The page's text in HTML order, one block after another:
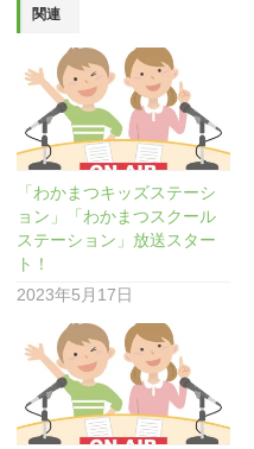
関連
「わかまつキッズステーシ
ョン」「わかまつスクール
ステーション」放送スター
ト！
2023年5月17日